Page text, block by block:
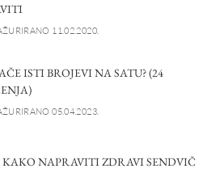
11.02.2020.
ISTI BROJEVI NA SATU? (24
05.04.2023.
KAKO NAPRAVITI ZDRAVI SENDVIČ